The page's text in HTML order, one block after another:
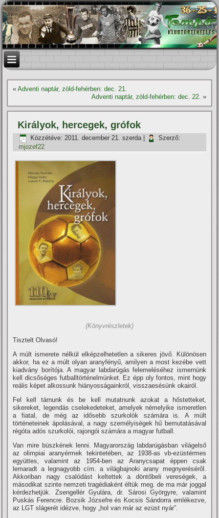
«Adventi naptár, zöld-fehérben: dec. 21.
Adventi naptár, zöld-fehérben: dec. 22. »
Királyok, hercegek, grófok
Közzétéve: 2011. december 21. szerda|
Szerző:
mjozef22
(Könyvrészletek)
Tisztelt Olvasó!
A múlt ismerete nélkül elképzelhetetlen a sikeres jövő. Különösen
akkor, ha ez a múlt olyan aranyfényű, amilyen a most kezébe vett
kiadvány borí­tója. A magyar labdarúgás felemeléséhez ismernünk
kell dicsőséges futballtörténelmünket. Ez épp oly fontos, mint hogy
reális képet alkossunk hiányosságainkról, visszaesésünk okairól.
Fel kell tárnunk és be kell mutatnunk azokat a hőstetteket,
sikereket, legendás cselekedeteket, amelyek némelyike ismeretlen
a fiatal, de még az idősebb szurkolók számára is. A múlt
történeteinek ápolásával, a nagy személyiségek hű bemutatásával
régóta adós szurkolói, rajongói számára a magyar futball.
Van mire büszkének lenni. Magyarország labdarúgásban világelső
az olimpiai aranyérmek tekintetében, az 1938-as vb-ezüstérmes
együttes, valamint az 1954-ben az Aranycsapat éppen csak
lemaradt a legnagyobb cí­m. a világbajnoki arany megnyeréséről.
Akkoriban nagy csalódást keltettek a döntőbeli vereségek, a
másodikat szinte nemzeti tragédiaként éltük meg. de ma már joggal
kérdezhetjük. Zsengellér Gyulára, dr. Sárosi Györgyre, valamint
Puskás Ferencre. Bozsik Józsefre és Kocsis Sándorra emlékezve,
az LGT slágerét idézve, hogy „hol van már az ezüst nyár”.